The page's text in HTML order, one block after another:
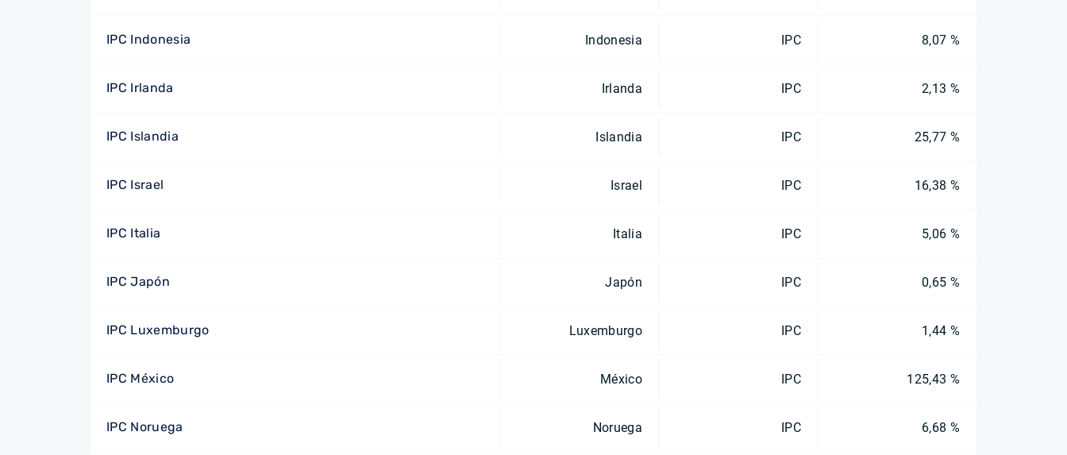
IPC Indonesia Indonesia IPC 8,07 %
IPC Irlanda Irlanda IPC 2,13 %
IPC Islandia Islandia IPC 25,77 %
IPC Israel Israel IPC 16,38 %
IPC Italia Italia IPC 5,06 %
IPC Japón Japón IPC 0,65 %
IPC Luxemburgo Luxemburgo IPC 1,44 %
IPC México México IPC 125,43 %
IPC Noruega Noruega IPC 6,68 %